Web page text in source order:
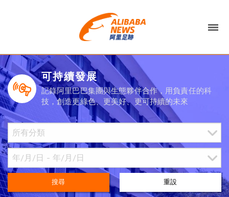
可持續發展
記錄阿里巴巴集團與生態夥伴合作，用負責任的科
技，創造更綠色、更美好、更可持續的未來
搜尋 重設